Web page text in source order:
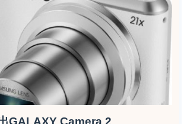
GALAXY Camera 2